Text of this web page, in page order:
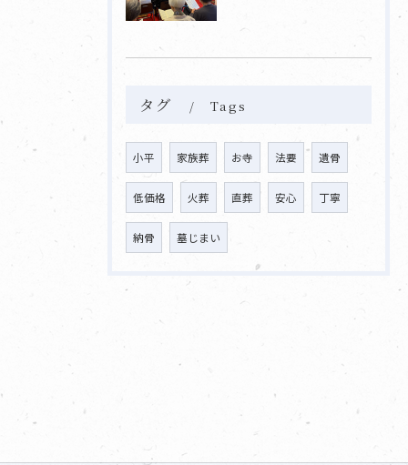
タグ Tags
小平 家族葬 お寺 法要 遺骨
低価格 火葬 直葬 安心 丁寧
納骨 墓じまい